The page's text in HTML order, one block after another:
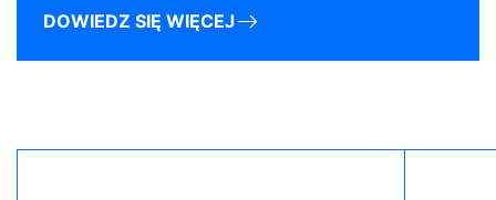
DOWIEDZ SIĘ WIĘCEJ